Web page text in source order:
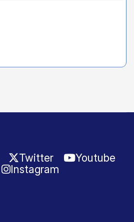
Twitter
Youtube
Instagram